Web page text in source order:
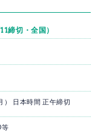
締切・全国）
） 日本時間 正午締切
等